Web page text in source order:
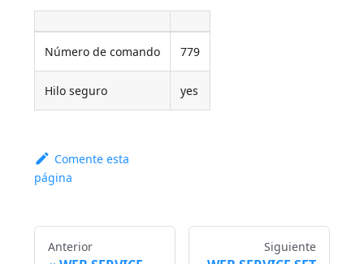
Número de comando 779
Hilo seguro yes
Comente esta
página
Anterior Siguiente